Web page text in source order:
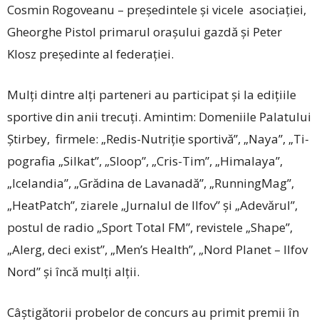
Cosmin Rogoveanu – președintele și vicele asociației,
Gheorghe Pistol primarul orașului gazdă și Peter
Klosz pre­șe­dinte al federației.
Mulți dintre alți parteneri au participat şi la ediţiile
sportive din anii trecuți. Amintim: Domeniile Palatului
Ştirbey, firmele: „Redis-Nutriţie sportivă”, „Naya”, „Ti­
pografia „Silkat”, „Sloop”, „Cris-Tim”, „Himalaya”,
„Icelandia”, „Grădina de Lavanadă”, „RunningMag”,
„HeatPatch”, ziarele „Jurnalul de Ilfov” și „Adevărul”,
postul de radio „Sport Total FM”, revistele „Shape”,
„Alerg, deci exist”, „Men’s Health”, „Nord Planet – Ilfov
Nord” și încă mulți alții.
Câștigătorii probelor de concurs au primit premii în